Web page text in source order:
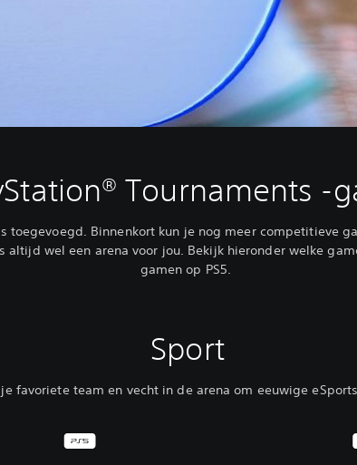
Tournaments -
toegevoegd. Binnenkort kun je nog meer competitieve
altijd wel een arena voor jou. Bekijk hieronder welke
gamen op PS5.‎
Sport
je favoriete team en vecht in de arena om eeuwige